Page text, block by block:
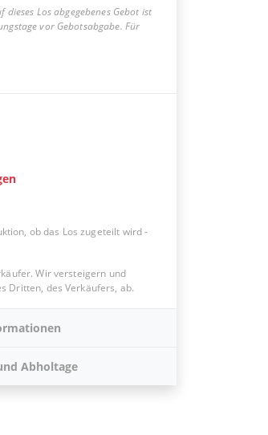
Los abgegebenes Gebot ist
vor Gebotsabgabe. Für
ob das Los zugeteilt wird-
Wir versteigern und
Dritten, des Verkäufers, ab.
Abholtage